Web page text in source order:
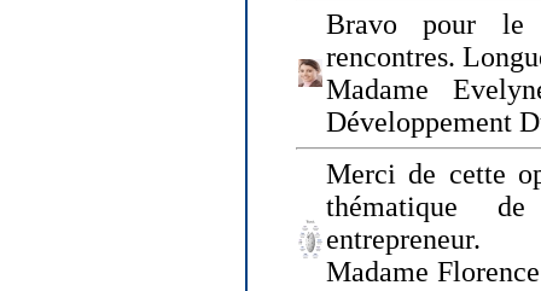
Bravo pour le
rencontres.
Madame
Développement
Merci de cette
thématique
entrepreneur.
Madame